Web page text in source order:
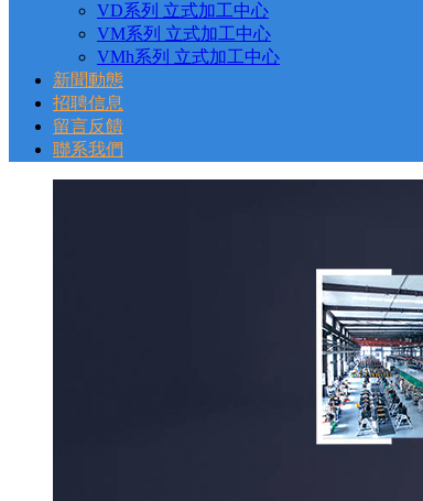
VD系列 立式加工中心
VM系列 立式加工中心
VMh系列 立式加工中心
新聞動態
招聘信息
留言反饋
聯系我們